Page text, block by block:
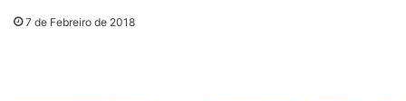
7 de Febreiro de 2018